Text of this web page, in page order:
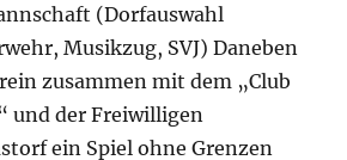
(Dorfauswahl
Musikzug, SVJ) Daneben
zusammen mit dem „Club
und der Freiwilligen
ein Spiel ohne Grenzen